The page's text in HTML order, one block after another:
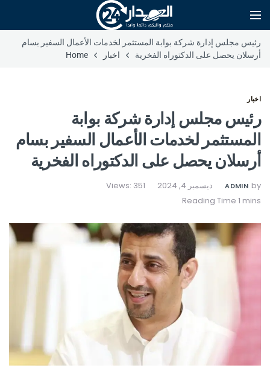
رئيس مجلس إدارة شركة بوابة المستثمر لخدمات الأعمال السفير بسام
أرسلان يحصل على الدكتوراه الفخرية
اخبار Home
اخبار
رئيس مجلس إدارة شركة بوابة
المستثمر لخدمات الأعمال السفير بسام
أرسلان يحصل على الدكتوراه الفخرية
by
ADMIN ديسمبر 4, 2024 Views: 351